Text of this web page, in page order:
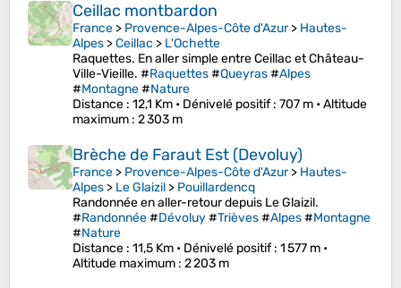
Ceillac montbardon
France > Provence-Alpes-Côte d'Azur> Hautes-
Alpes >Ceillac > L'Ochette
Raquettes. En aller simple entre Ceillac et Château-
Ville-Vieille. #Raquettes#Queyras#Alpes
#Montagne#Nature
Distance : 12,1 Km • Dénivelé positif: 707 m •Altitude
maximum : 2 303 m
Brèche de Faraut Est (Devoluy)
France > Provence-Alpes-Côte d'Azur> Hautes-
Alpes > Le Glaizil > Pouillardencq
Randonnée en aller-retour depuis Le Glaizil.
#Randonnée#Dévoluy#Trièves#Alpes#Montagne
#Nature
Distance : 11,5 Km • Dénivelé positif: 1 577 m •
Altitude maximum : 2 203 m